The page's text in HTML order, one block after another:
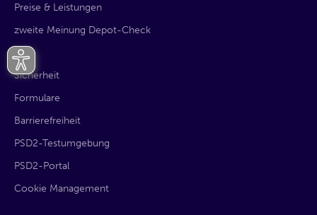
Preise & Leistungen
zweite Meinung Depot-Check
AGB
Sicherheit
Formulare
Barrierefreiheit
PSD2-Testumgebung
PSD2-Portal
Cookie Management